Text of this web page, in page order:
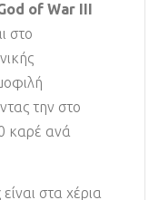
of War III
στο
την στο
καρέ ανά
στα χέρια